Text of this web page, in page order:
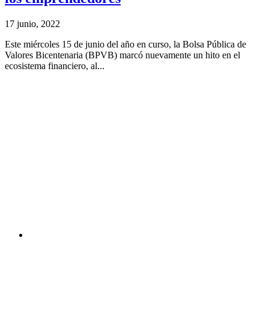
17 junio, 2022
Este miércoles 15 de junio del año en curso, la Bolsa Pública de
Valores Bicentenaria (BPVB) marcó nuevamente un hito en el
ecosistema financiero, al...